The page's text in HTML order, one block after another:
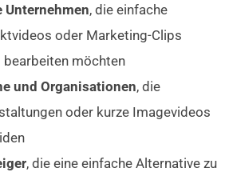
Unternehmen, die einfache
oder Marketing-Clips
möchten
und Organisationen, die
oder kurze Imagevideos
, die eine einfache Alternative zu